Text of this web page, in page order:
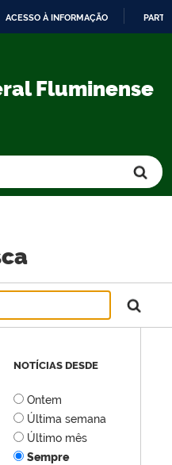
ACESSO À INFORMAÇÃO
Fluminense
NOTÍCIAS DESDE
Ontem
Última semana
Último mês
Sempre